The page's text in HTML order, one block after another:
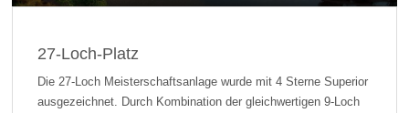
27-Loch-Platz
Die 27-Loch Meisterschaftsanlage wurde mit 4 Sterne Superior
ausgezeichnet. Durch Kombination der gleichwertigen 9-Loch